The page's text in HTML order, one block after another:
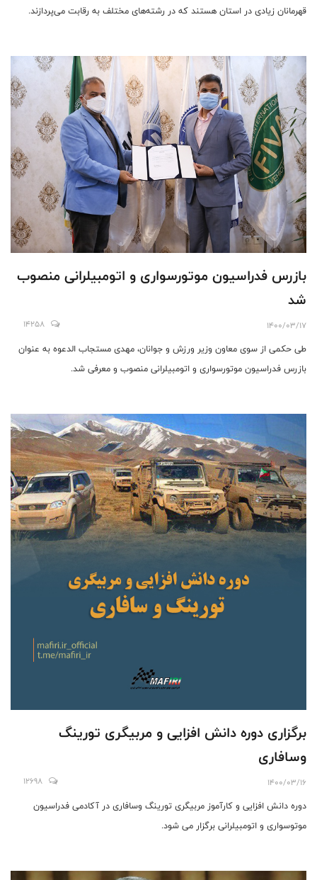
قهرمانان زیادی در استان هستند که در رشته‌های مختلف به رقابت می‌پردازند.
بازرس فدراسیون موتورسواری و اتومبیلرانی منصوب
شد
1400/03/17
14258
طی حکمی از سوی معاون وزیر ورزش و جوانان، مهدی مستجاب الدعوه به عنوان
بازرس فدراسیون موتورسواری و اتومبیلرانی منصوب و معرفی شد.
برگزاری دوره دانش افزایی و مربیگری تورینگ
وسافاری
1400/03/16
12698
دوره دانش افزایی و کارآموز مربیگری تورینگ وسافاری در آکادمی فدراسیون
موتوسواری و اتومبیلرانی برگزار می شود.